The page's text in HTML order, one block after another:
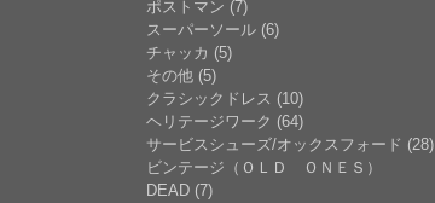
ポストマン (7)
スーパーソール (6)
チャッカ (5)
その他 (5)
クラシックドレス (10)
ヘリテージワーク (64)
サービスシューズ/オックスフォード (28)
ビンテージ（ＯＬＤ ＯＮＥＳ）
DEAD (7)